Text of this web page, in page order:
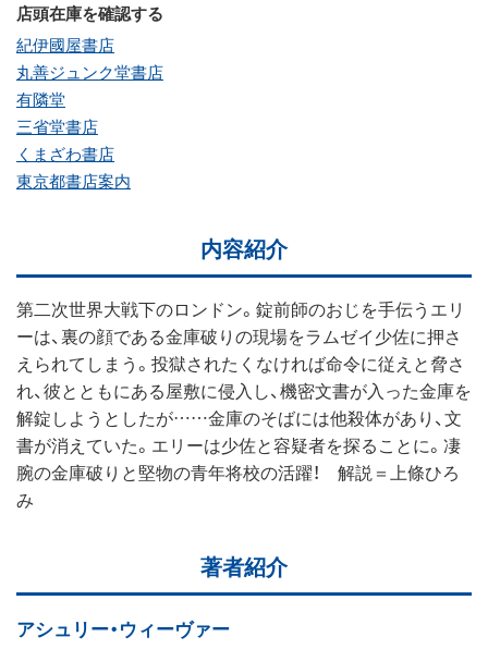
店頭在庫を確認する
紀伊國屋書店
丸善ジュンク堂書店
有隣堂
三省堂書店
くまざわ書店
東京都書店案内
内容紹介
第二次世界大戦下のロンドン。錠前師のおじを手伝うエリ
ーは、裏の顔である金庫破りの現場をラムゼイ少佐に押さ
えられてしまう。投獄されたくなければ命令に従えと脅さ
れ、彼とともにある屋敷に侵入し、機密文書が入った金庫を
解錠しようとしたが……金庫のそばには他殺体があり、文
書が消えていた。エリーは少佐と容疑者を探ることに。凄
腕の金庫破りと堅物の青年将校の活躍！ 解説＝上條ひろ
み
著者紹介
アシュリー・ウィーヴァー